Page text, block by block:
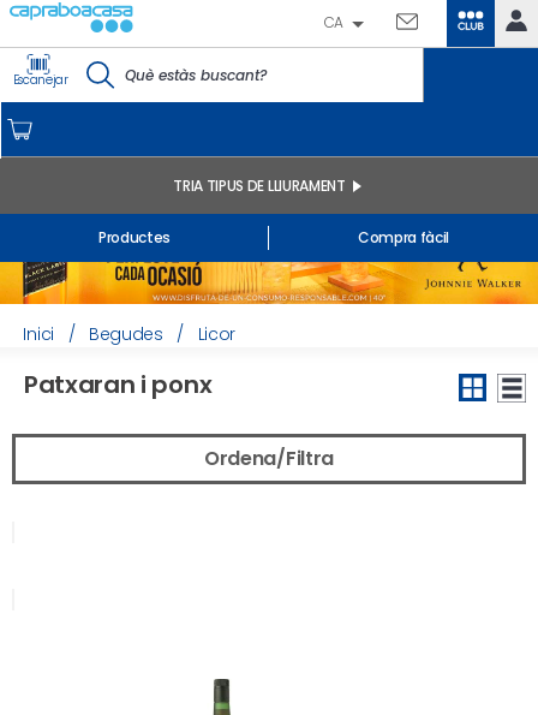
IDENTIFICA'T
Comandes online
Els meus productes comprats a la botiga i online
Llistes
INFORMACIÓ GENERAL
CA
Escanejar
Productes
TRIA TIPUS DE LLIURAMENT
Compra fàcil
Inici / Begudes / Licor
Patxaran i ponx
Ordena/Filtra